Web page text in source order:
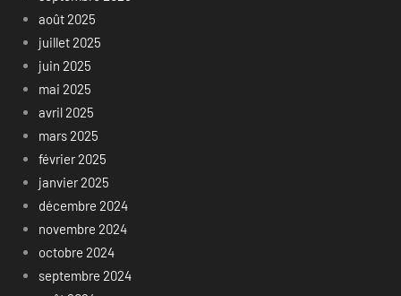
août 2025
juillet 2025
juin 2025
mai 2025
avril 2025
mars 2025
février 2025
janvier 2025
décembre 2024
novembre 2024
octobre 2024
septembre 2024